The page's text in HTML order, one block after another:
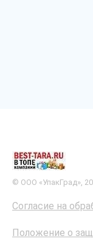
© ООО «УпакГрад»,
Согласие на
Положение о